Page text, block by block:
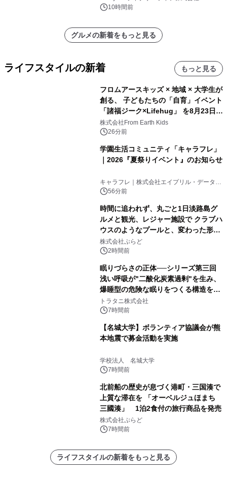
10時間前
グルメの新着をもっと見る
ライフスタイルの新着 もっと見る
フロムアースキッズ × 地域 × 大学生が
創る、 子どもたちの「自育」イベント
「諸福ジーク×Lifehug」 を8月23日
(日)開催
株式会社From Earth Kids
26分前
学園生活コミュニティ「キャラフレ」
｜2026『夏祭りイベント』のお知らせ
キャラフレ｜株式会社エイプリル・データ・
デザインズ
56分前
時間に追われず、丸ごと1日淡路島グ
ルメと観光、レジャー施設で クラブハ
ウスのようなプールと、変わった形の
サウナも 「THE BOXY AWAJI」のお
得な素泊まり連泊プランで
株式会社ぷらど
2時間前
眠りづらさの正体──シリーズ第三回
浅い呼吸が"二酸化炭素過剰"を生み、
爆睡型の危険な眠りをつくる構造を解
説
トラタニ株式会社
7時間前
【名城大学】ボランティア協議会が熊
本地震で募金活動を実施
学校法人 名城大学
7時間前
北前船の歴史が息づく港町・三国湊で
上質な滞在を 「オーベルジュほまち
三國湊」 1泊2食付の旅行商品を発売
株式会社ぷらど
7時間前
ライフスタイルの新着をもっと見る